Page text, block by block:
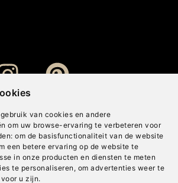
van cookies en andere
om uw browse-ervaring te verbeteren voor
om de basisfunctionaliteit van de website
een betere ervaring op de website te
in onze producten en diensten te meten
te personaliseren , om advertenties weer te
u zijn.